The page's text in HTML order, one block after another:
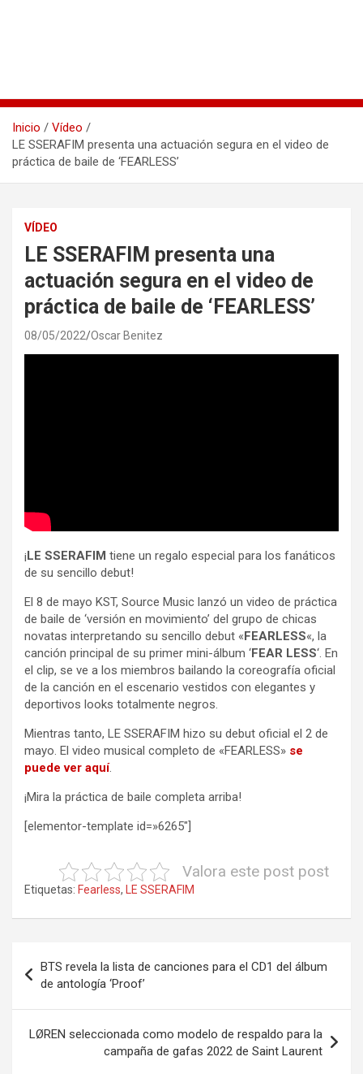
Inicio
Vídeo
LE SSERAFIM presenta una actuación segura en el video de
práctica de baile de ‘FEARLESS’
VÍDEO
LE SSERAFIM presenta una
actuación segura en el video de
práctica de baile de ‘FEARLESS’
08/05/2022 Oscar Benitez
¡LE SSERAFIM tiene un regalo especial para los fanáticos
de su sencillo debut!
El 8 de mayo KST, Source Music lanzó un video de práctica
de baile de ‘versión en movimiento’ del grupo de chicas
novatas interpretando su sencillo debut «FEARLESS«, la
canción principal de su primer mini-álbum ‘FEAR LESS‘. En
el clip, se ve a los miembros bailando la coreografía oficial
de la canción en el escenario vestidos con elegantes y
deportivos looks totalmente negros.
Mientras tanto, LE SSERAFIM hizo su debut oficial el 2 de
mayo. El video musical completo de «FEARLESS» se
puede ver aquí.
¡Mira la práctica de baile completa arriba!
[elementor-template id=»6265″]
Valora este post post
Etiquetas: Fearless, LE SSERAFIM
de
entradas
BTS revela la lista de canciones para el CD1 del álbum
de antología ‘Proof’
LØREN seleccionada como modelo de respaldo para la
campaña de gafas 2022 de Saint Laurent